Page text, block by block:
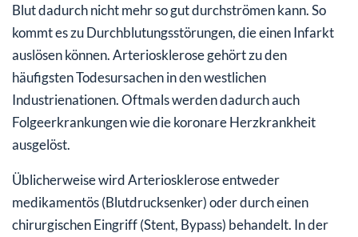
Blut dadurch nicht mehr so gut durchströmen kann. So
kommt es zu Durchblutungsstörungen, die einen Infarkt
auslösen können. Arteriosklerose gehört zu den
häufigsten Todesursachen in den westlichen
Industrienationen. Oftmals werden dadurch auch
Folgeerkrankungen wie die koronare Herzkrankheit
ausgelöst.
Üblicherweise wird Arteriosklerose entweder
medikamentös (Blutdrucksenker) oder durch einen
chirurgischen Eingriff (Stent, Bypass) behandelt. In der